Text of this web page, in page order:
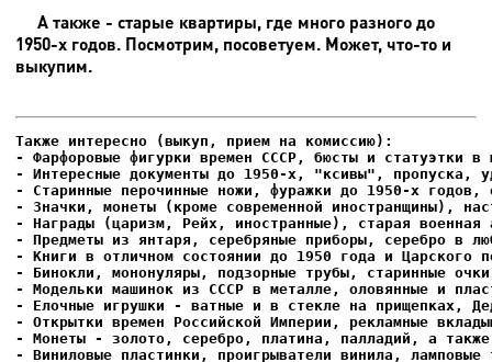
А также - старые квартиры, где много разного до
1950-х годов. Посмотрим, посоветуем. Может, что-то и
выкупим.
- Фарфоровые фигурки времен СССР, бюсты и статуэтки в
- Интересные документы до 1950-х, "ксивы", пропуска,
- Елочные игрушки - ватные и в стекле на прищепках,